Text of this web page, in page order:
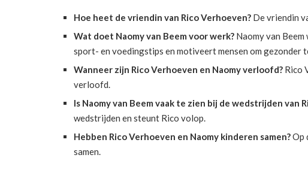
Hoe heet de vriendin van Rico Verhoeven? De vriendin
Wat doet Naomy van Beem voor werk? Naomy van
sport- en voedingstips en motiveert mensen om gezonder
Wanneer zijn Rico Verhoeven en Naomy verloofd? Rico
verloofd.
Is Naomy van Beem vaak te zien bij de wedstrijden van
wedstrijden en steunt Rico volop.
Hebben Rico Verhoeven en Naomy kinderen samen?Op
samen.